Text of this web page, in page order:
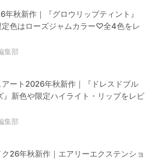
年秋新作｜『グロウリップティント』
定色はローズジャムカラー♡全4色をレ
集部
アート2026年秋新作｜『ドレスドブル
』新色や限定ハイライト・リップをレビ
集部
26年秋新作｜エアリーエクステンショ